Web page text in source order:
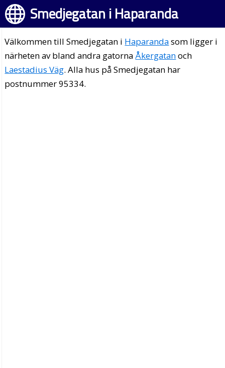
Smedjegatan i Haparanda
Välkommen till Smedjegatan i Haparandasom ligger i
närheten av bland andra gatornaÅkergatanoch
Laestadius Väg. Alla hus på Smedjegatan har
postnummer 95334.